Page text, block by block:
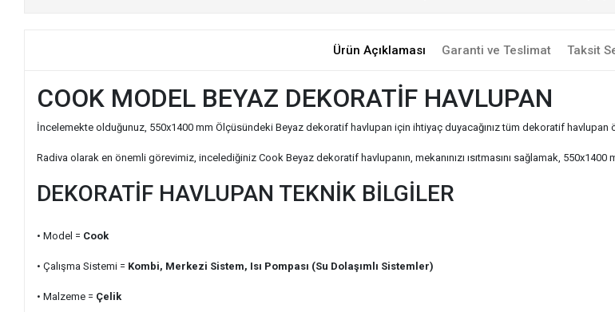
Ürün Açıklaması Garanti ve Teslimat Taksit
COOK MODEL BEYAZ DEKORATİF HAVLUPAN
İncelemekte olduğunuz, 550x1400 mm Ölçüsündeki Beyaz dekoratif havlupan için ihtiyaç duyacağınız tüm dekoratif
Radiva olarak en önemli görevimiz, incelediğiniz Cook Beyaz dekoratif havlupanın, mekanınızı ısıtmasını sağlamak,
DEKORATİF HAVLUPAN TEKNİK BİLGİLER
• Model = Cook
• Çalışma Sistemi = Kombi, Merkezi Sistem, Isı Pompası (Su Dolaşımlı Sistemler)
• Malzeme = Çelik